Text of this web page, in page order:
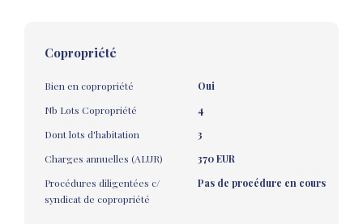
Copropriété
Bien en copropriété
Oui
Nb Lots Copropriété
4
Dont lots d'habitation
3
Charges annuelles (ALUR)
370 EUR
Procédures diligentées c/
syndicat de copropriété
Pas de procédure en cours